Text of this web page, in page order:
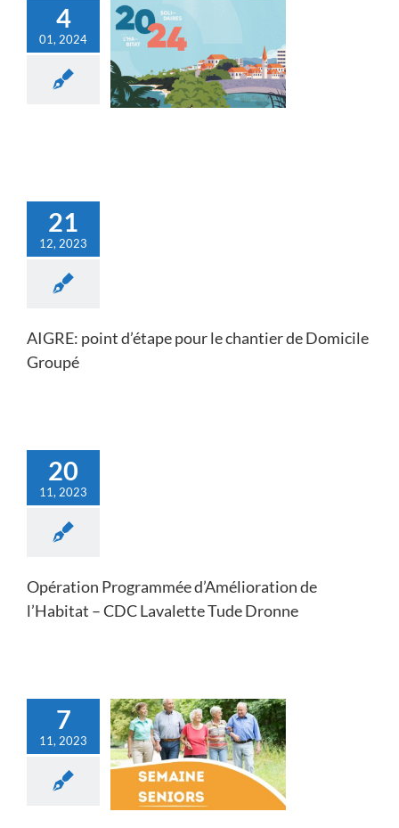
4
01, 2024
21
12, 2023
AIGRE: point d’étape pour le chantier de Domicile
Groupé
20
11, 2023
Opération Programmée d’Amélioration de
l’Habitat – CDC Lavalette Tude Dronne
7
11, 2023
Séniors du 21 au